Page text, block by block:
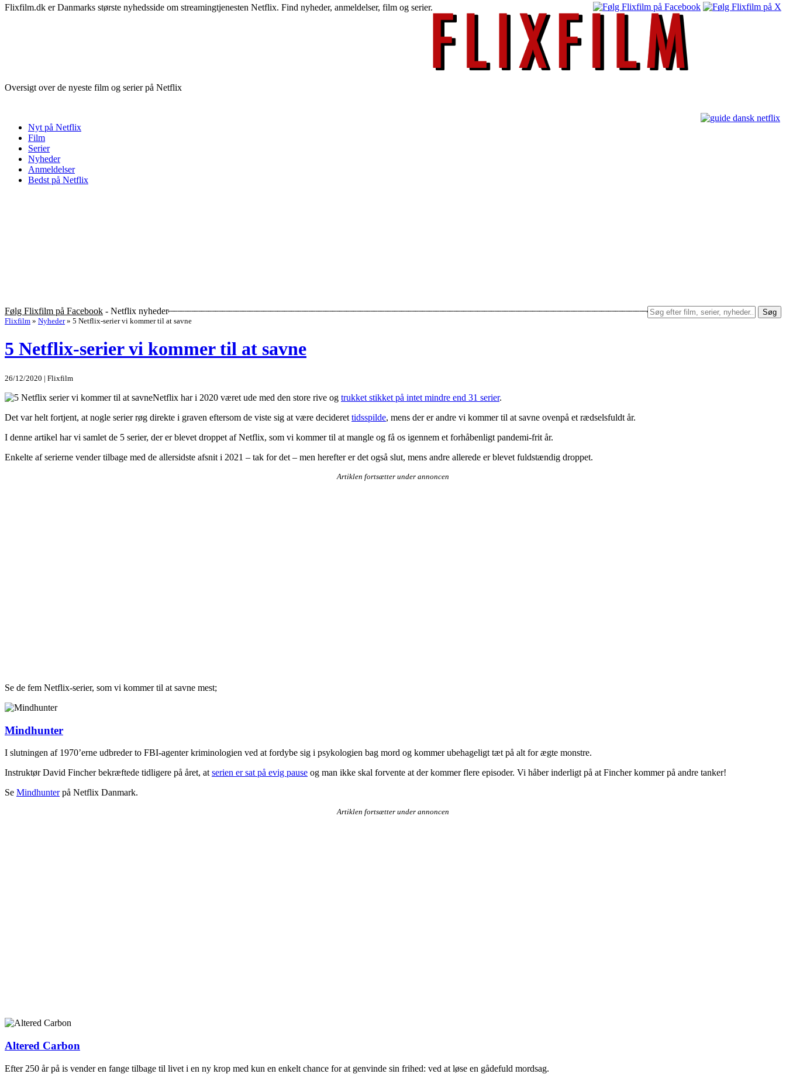
Flixfilm.dk er Danmarks største nyhedsside om streamingtjenesten Netflix. Find nyheder, anmeldelser, film og serier.
Oversigt over de nyeste film og serier på Netflix
Nyt på Netflix
Film
Serier
Nyheder
Anmeldelser
Bedst på Netflix
Følg Flixfilm på Facebook - Netflix nyheder
Søg
Flixfilm » Nyheder » 5 Netflix-serier vi kommer til at savne
5 Netflix-serier vi kommer til at savne
26/12/2020 | Flixfilm
Netflix har i 2020 været ude med den store rive og trukket stikket på intet mindre end 31 serier.
Det var helt fortjent, at nogle serier røg direkte i graven eftersom de viste sig at være decideret tidsspilde, mens der er andre vi kommer til at savne ovenpå et rædselsfuldt år.
I denne artikel har vi samlet de 5 serier, der er blevet droppet af Netflix, som vi kommer til at mangle og få os igennem et forhåbenligt pandemi-frit år.
Enkelte af serierne vender tilbage med de allersidste afsnit i 2021 – tak for det – men herefter er det også slut, mens andre allerede er blevet fuldstændig droppet.
Artiklen fortsætter under annoncen
Se de fem Netflix-serier, som vi kommer til at savne mest;
Mindhunter
I slutningen af 1970’erne udbreder to FBI-agenter kriminologien ved at fordybe sig i psykologien bag mord og kommer ubehageligt tæt på alt for ægte monstre.
Instruktør David Fincher bekræftede tidligere på året, at serien er sat på evig pause og man ikke skal forvente at der kommer flere episoder. Vi håber inderligt på at Fincher kommer på andre tanker!
Se Mindhunterpå Netflix Danmark.
Artiklen fortsætter under annoncen
Altered Carbon
Efter 250 år på is vender en fange tilbage til livet i en ny krop med kun en enkelt chance for at genvinde sin frihed: ved at løse en gådefuld mordsag.